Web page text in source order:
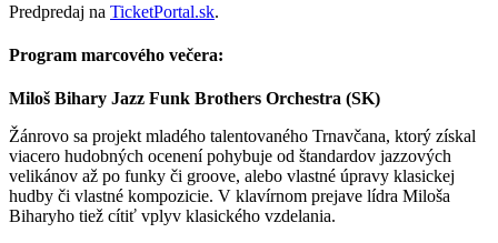
Predpredaj na TicketPortal.sk.
Program marcového večera:
Miloš Bihary Jazz Funk Brothers Orchestra (SK)
Žánrovo sa projekt mladého talentovaného Trnavčana, ktorý získal
viacero hudobných ocenení pohybuje od štandardov jazzových
velikánov až po funky či groove, alebo vlastné úpravy klasickej
hudby či vlastné kompozicie. V klavírnom prejave lídra Miloša
Biharyho tiež cítiť vplyv klasického vzdelania.